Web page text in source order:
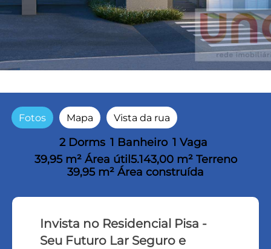
Fotos Mapa Vista da rua
2 Dorms 1 Banheiro 1 Vaga
39,95 m² Área útil5.143,00 m² Terreno
39,95 m² Área construída
Invista no Residencial Pisa -
Seu Futuro Lar Seguro e